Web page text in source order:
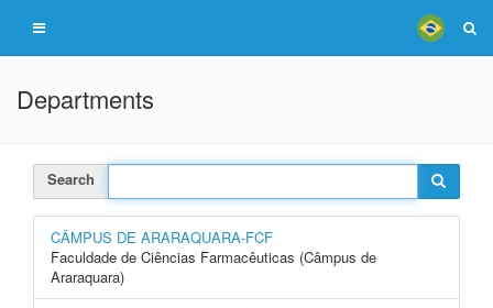
Departments
Search
CÂMPUS DE ARARAQUARA-FCF
Faculdade de Ciências Farmacêuticas (Câmpus de
Araraquara)